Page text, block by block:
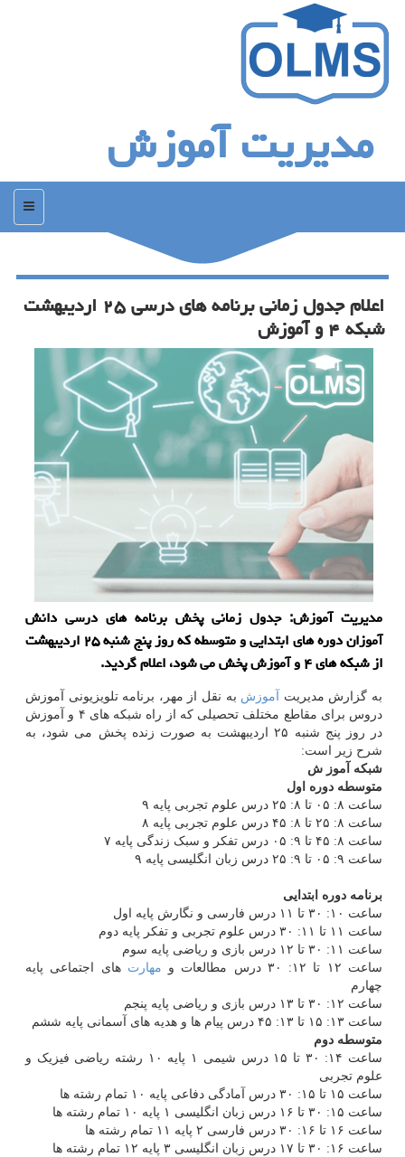
مدیریت آموزش
منو
اعلام جدول زمانی برنامه های درسی ۲۵ اردیبهشت
شبكه ۴ و آموزش
مدیریت آموزش: جدول زمانی پخش برنامه های درسی دانش
آموزان دوره های ابتدایی و متوسطه كه روز پنج شنبه ۲۵ اردیبهشت
از شبكه های ۴ و آموزش پخش می شود، اعلام گردید.
به گزارش مدیریت آموزش به نقل از مهر، برنامه تلویزیونی آموزش
دروس برای مقاطع مختلف تحصیلی که از راه شبکه های ۴ و آموزش
در روز پنج شنبه ۲۵ اردیبهشت به صورت زنده پخش می شود، به
شرح زیر است:
شبکه آموز ش
متوسطه دوره اول
ساعت ۸: ۰۵ تا ۸: ۲۵ درس علوم تجربی پایه ۹
ساعت ۸: ۲۵ تا ۸: ۴۵ درس علوم تجربی پایه ۸
ساعت ۸: ۴۵ تا ۹: ۰۵ درس تفکر و سبک زندگی پایه ۷
ساعت ۹: ۰۵ تا ۹: ۲۵ درس زبان انگلیسی پایه ۹
برنامه دوره ابتدایی
ساعت ۱۰: ۳۰ تا ۱۱ درس فارسی و نگارش پایه اول
ساعت ۱۱ تا ۱۱: ۳۰ درس علوم تجربی و تفکر پایه دوم
ساعت ۱۱: ۳۰ تا ۱۲ درس بازی و ریاضی پایه سوم
ساعت ۱۲ تا ۱۲: ۳۰ درس مطالعات و
مهارت های اجتماعی پایه
چهارم
ساعت ۱۲: ۳۰ تا ۱۳ درس بازی و ریاضی پایه پنجم
ساعت ۱۳: ۱۵ تا ۱۳: ۴۵ درس پیام ها و هدیه های آسمانی پایه ششم
متوسطه دوم
ساعت ۱۴: ۳۰ تا ۱۵ درس شیمی ۱ پایه ۱۰ رشته ریاضی فیزیک و
علوم تجربی
ساعت ۱۵ تا ۱۵: ۳۰ درس آمادگی دفاعی پایه ۱۰ تمام رشته ها
ساعت ۱۵: ۳۰ تا ۱۶ درس زبان انگلیسی ۱ پایه ۱۰ تمام رشته ها
ساعت ۱۶ تا ۱۶: ۳۰ درس فارسی ۲ پایه ۱۱ تمام رشته ها
ساعت ۱۶: ۳۰ تا ۱۷ درس زبان انگلیسی ۳ پایه ۱۲ تمام رشته ها